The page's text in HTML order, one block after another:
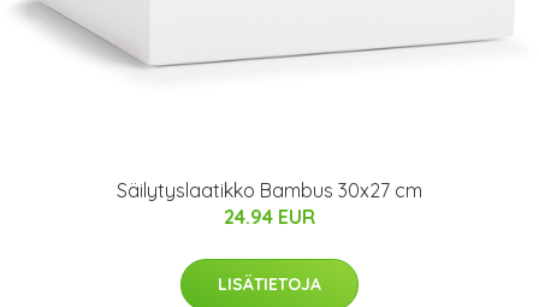
Säilytyslaatikko Bambus 30x27 cm
24.94 EUR
LISÄTIETOJA